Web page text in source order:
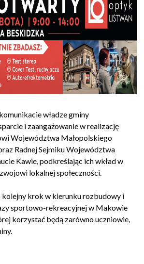
władze gminy
i zaangażowanie w realizację
Województwa Małopolskiego
Radnej Sejmiku Województwa
Kawie, podkreślając ich wkład w
lokalnej społeczności.
krok w kierunku rozbudowy i
sportowo-rekreacyjnej w Makowie
korzystać będą zarówno uczniowie,